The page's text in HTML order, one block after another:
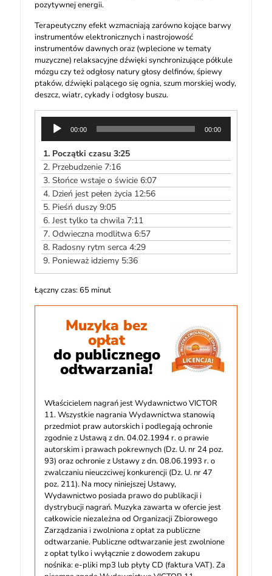
pozytywnej energii.
Terapeutyczny efekt wzmacniają zarówno kojące barwy
instrumentów elektronicznych i nastrojowość
instrumentów dawnych oraz (wplecione w tematy
muzyczne) relaksacyjne dźwięki synchronizujące półkule
mózgu czy też odgłosy natury głosy delfinów, śpiewy
ptaków, dźwięki palącego się ognia, szum morskiej wody,
deszcz, wiatr, cykady i odgłosy buszu.
Odtwarzacz
plików
dźwiękowych
00:00 00:00
1. Początki czasu 3:25
2. Przebudzenie 7:16
3.Słońce wstaje o świcie 6:07
4. Dzień jest pełen życia 12:56
5. Pieśń duszy 9:05
6.Jest tylko ta chwila 7:11
7. Odwieczna modlitwa 6:57
8. Radosny rytm serca 4:29
9. Ponieważ idziemy 5:36
Łączny czas: 65 minut
Muzyka bez
opłat
do publicznego
odtwarzania!
Właścicielem nagrań jest Wydawnictwo VICTOR
11. Wszystkie nagrania Wydawnictwa stanowią
przedmiot praw autorskich i podlegają ochronie
zgodnie z Ustawą z dn. 04.02.1994 r. o prawie
autorskim i prawach pokrewnych (Dz. U. nr 24 poz.
93) oraz ochronie z Ustawy z dn. 08.06.1993 r. o
zwalczaniu nieuczciwej konkurencji (Dz. U. nr 47
poz. 211). Na mocy niniejszej Ustawy,
Wydawnictwo posiada prawo do publikacji i
dystrybucji nagrań. Muzyka zawarta w ofercie jest
całkowicie niezależna od Organizacji Zbiorowego
Zarządzania i zwolniona z opłat za publiczne
odtwarzanie. Publiczne odtwarzanie jest zwolnione
z opłat tylko i wyłącznie z dowodem zakupu
nośnika: e-pliki mp3 lub płyty CD (faktura VAT). Za